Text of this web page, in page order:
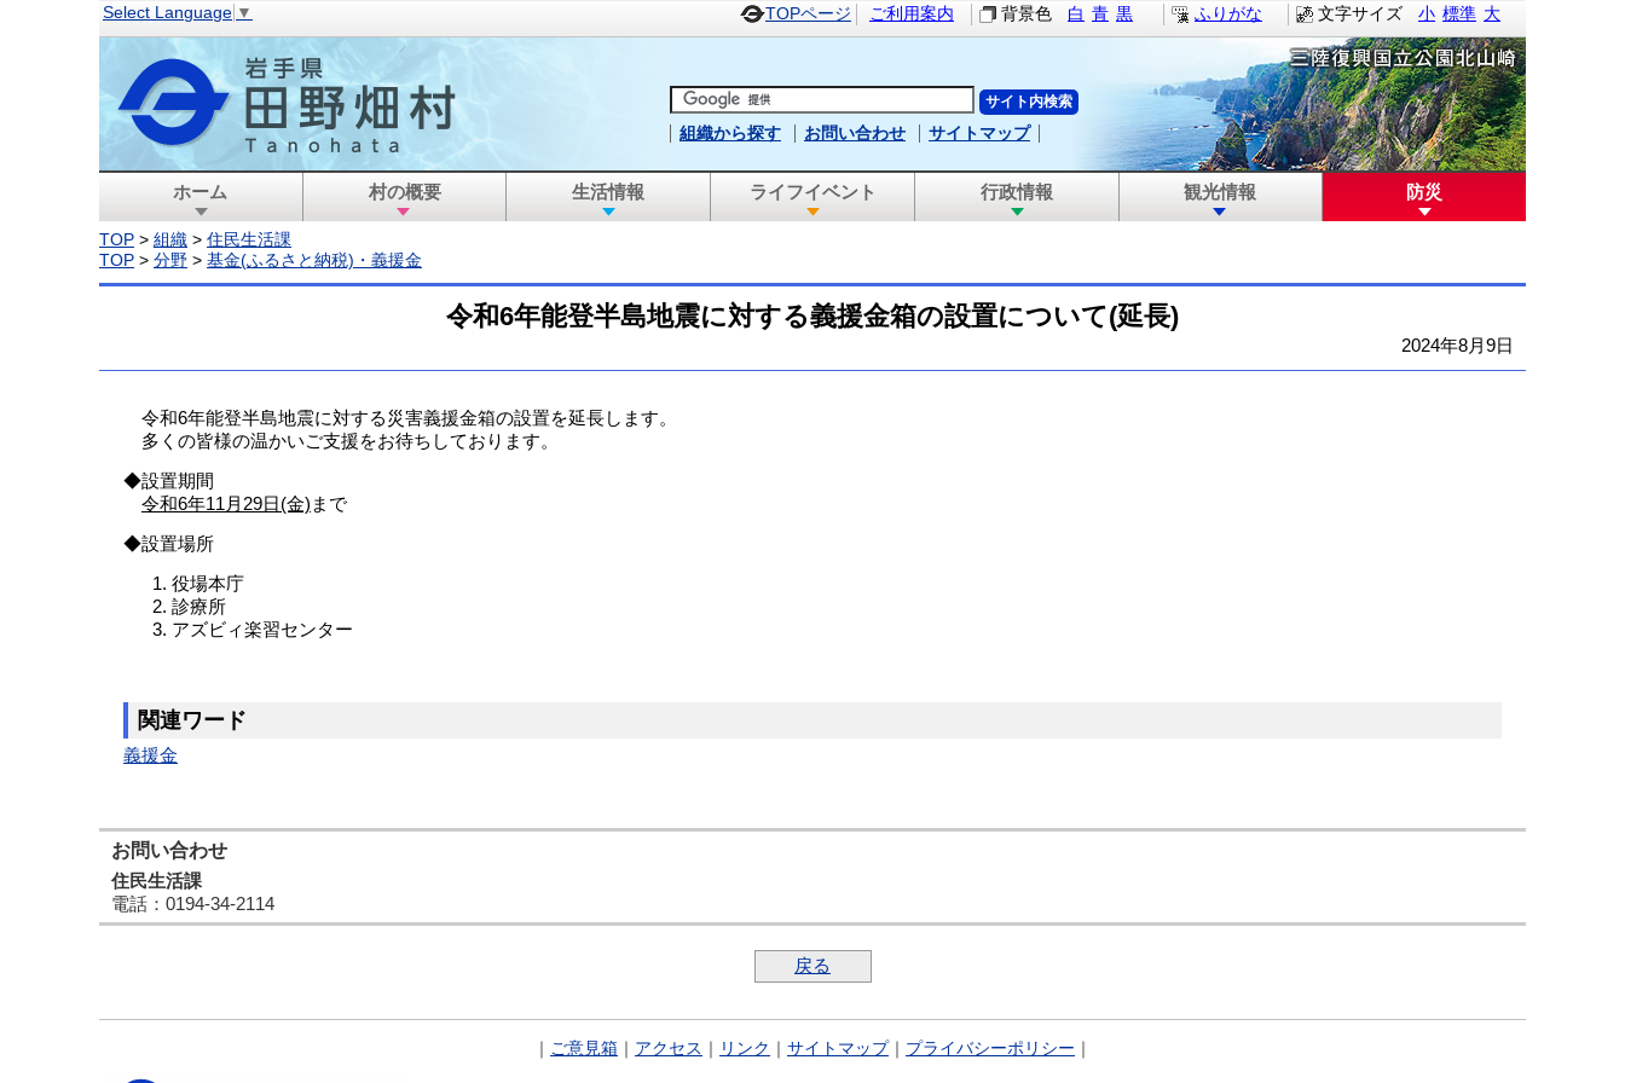
文字サイズ 小 標準 大
Select Language ▼ TOPページ ご利用案内 背景色 白 青 黒 ふりがな
組織から探す お問い合わせ サイトマップ
ホーム 村の概要 生活情報 ライフイベント 行政情報 観光情報 防災
TOP > 組織 > 住民生活課
TOP > 分野 > 基金(ふるさと納税)・義援金
令和6年能登半島地震に対する義援金箱の設置について(延長)
2024年8月9日
令和6年能登半島地震に対する災害義援金箱の設置を延長します。
多くの皆様の温かいご支援をお待ちしております。
◆設置期間
令和6年11月29日(金) まで
◆設置場所
役場本庁
診療所
アズビィ楽習センター
関連ワード
義援金
お問い合わせ
住民生活課
電話 ：0194-34-2114
戻る
ご意見箱 アクセス リンク サイトマップ｜ プライバシーポリシー